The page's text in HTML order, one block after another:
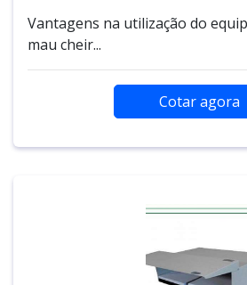
Vantagens na utilização do
mau cheir...
Cotar agora